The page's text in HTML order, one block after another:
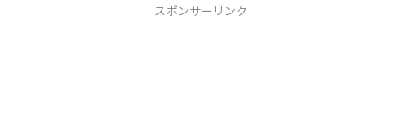
スポンサーリンク